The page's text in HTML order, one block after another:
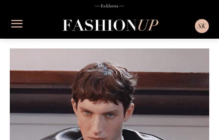
― Reklama ―